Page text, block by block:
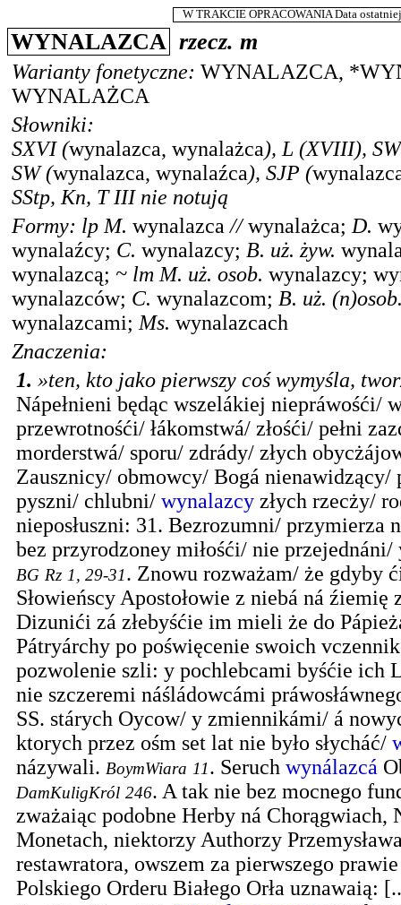
W TRAKCIE OPRACOWANIA Data
WYNALAZCA rzecz. m
Warianty fonetyczne: WYNALAZCA, *
WYNALAŻCA
Słowniki:
SXVI(wynalazca, wynalażca), L (XVIII),
SW(wynalazca, wynalaźca), SJP (
SStp, Kn, T IIInie notują
Formy: lp M. wynalazca // wynalażca; D.
wynalaźcy; C. wynalazcy; B. uż. żyw.
wynalazcą; ~ lm M. uż. osob. wynalazcy;
wynalazców; C. wynalazcom; B. uż.
wynalazcami; Ms. wynalazcach
Znaczenia:
1. »ten, kto jako pierwszy coś wymyśla,
Nápełnieni będąc wszelákiej niepráwośći/
przewrotnośći/ łákomstwá/ złośći/ pełni
morderstwá/ sporu/ zdrády/ złych
Zausznicy/ obmowcy/ Bogá nienawidzący/
pyszni/ chlubni/ wynalazcy złych rzecży/
nieposłuszni: 31. Bezrozumni/ przymierza
bez przyrodzoney miłośći/ nie przejednáni/
BG Rz 1, 29-31. Znowu rozważam/ że gdyby
Słowieńscy Apostołowie z niebá ná źiemię
Dizunići zá złebyśćie im mieli że do
Pátryárchy po poświęcenie swoich
pozwolenie szli: y pochlebcami byśćie ich
nie szczeremi náśládowcámi
SS. stárych Oycow/ y zmiennikámi/ á
ktorych przez ośm set lat nie było słycháć/
názywali. BoymWiara 11. Seruch wynálazcá
DamKuligKról 246. A tak nie bez mocnego
zważaiąc podobne Herby ná Chorągwiach,
Monetach, niektorzy Authorzy
restawratora, owszem za pierwszego
Polskiego Orderu Białego Orła uznawaią: